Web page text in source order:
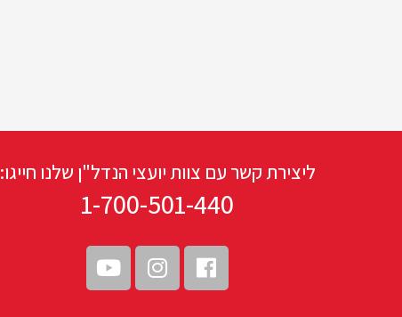
ליצירת קשר עם צוות יועצי הנדל"ן שלנו חייגו:
1-700-501-440